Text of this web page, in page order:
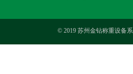
© 2019 苏州金钻称重设备